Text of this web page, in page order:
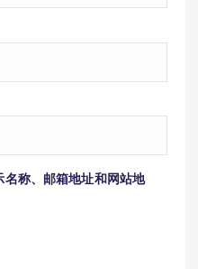
称、邮箱地址和网站地